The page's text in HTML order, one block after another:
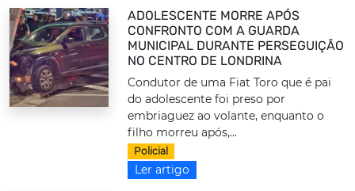
ADOLESCENTE MORRE APÓS
CONFRONTO COM A GUARDA
MUNICIPAL DURANTE PERSEGUIÇÃO
NO CENTRO DE LONDRINA
Condutor de uma Fiat Toro que é pai
do adolescente foi preso por
embriaguez ao volante, enquanto o
filho morreu após,...
Policial
Ler artigo